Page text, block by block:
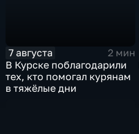
7 августа
2 мин
В Курске поблагодарили
тех, кто помогал курянам
в тяжёлые дни